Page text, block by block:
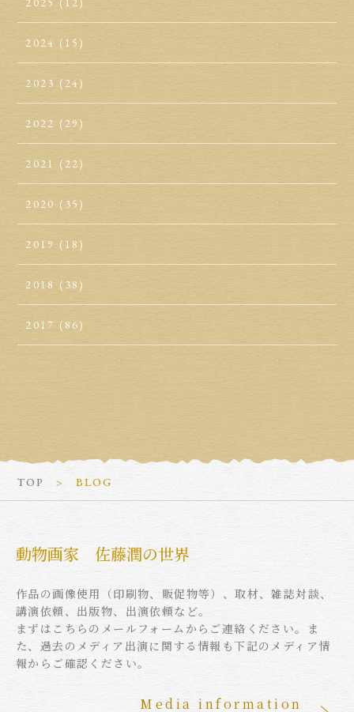
2024 (15)
2023 (24)
2022 (29)
2021 (22)
2020 (35)
2019 (18)
2018 (38)
2017 (86)
TOP BLOG
動物画家 佐藤潤の世界
作品の画像使用（印刷物、販促物等）、取材、雑誌対談、
講演依頼、出版物、出演依頼など。
まずはこちらのメールフォームからご連絡ください。ま
た、過去のメディア出演に関する情報も下記のメディア情
報からご確認ください。
Media information